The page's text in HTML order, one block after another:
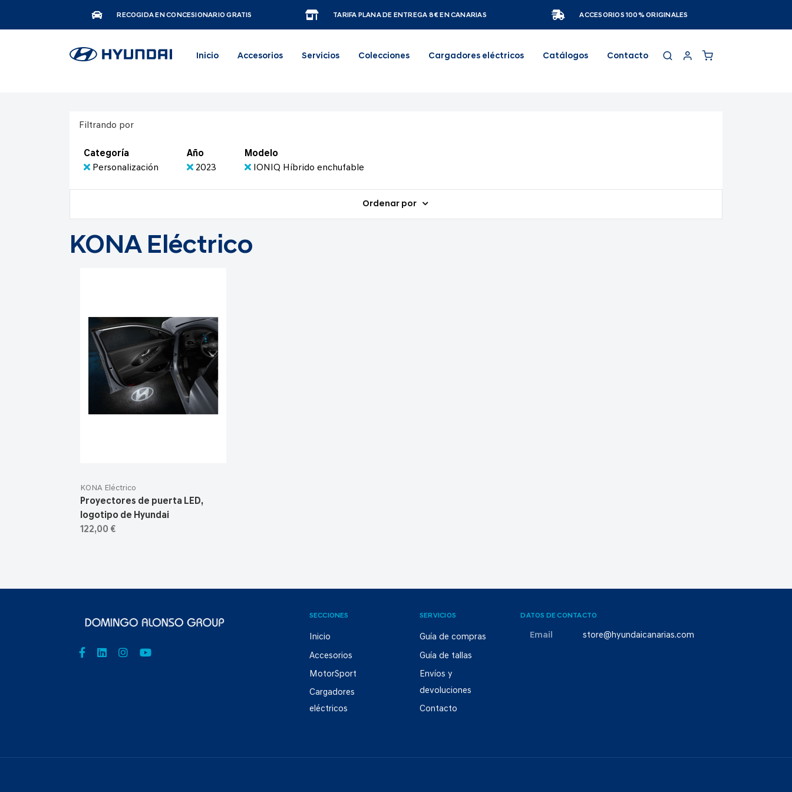
RECOGIDA EN CONCESIONARIO GRATIS TARIFA PLANA DE ENTREGA 8€ EN CANARIAS ACCESORIOS 100% ORIGINALES
Inicio Accesorios Servicios Colecciones Cargadores eléctricos Catálogos Contacto
Filtrando por
Categoría
Personalización
Año
2023
Modelo
IONIQ Híbrido enchufable
Ordenar por
KONA Eléctrico
KONA Eléctrico
Proyectores de puerta LED,
logotipo de Hyundai
122,00 €
SECCIONES
Inicio
Accesorios
MotorSport
Cargadores
eléctricos
SERVICIOS
Guía de compras
Guía de tallas
Envíos y
devoluciones
Contacto
DATOS DE CONTACTO
Email store@hyundaicanarias.com